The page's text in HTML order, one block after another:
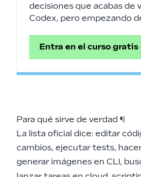
decisiones que acabas de
Codex, pero empezando
Entra en el curso
Para qué sirve de verdad ¶
La lista oficial dice: editar
cambios, ejecutar tests,
generar imágenes en CLI,